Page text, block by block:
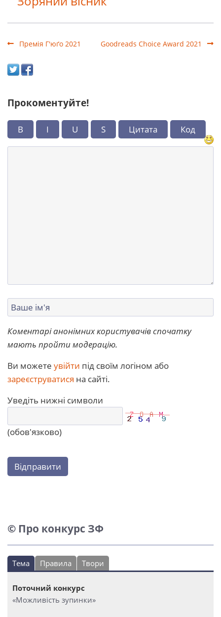
Премія Г'юґо 2021 Goodreads Choice Award 2021
Прокоментуйте!
B I U S Цитата Код
Коментарі анонімних користувачів спочатку
мають пройти модерацію.
Ви можете увійти під своїм логіном або
зареєструватися на сайті.
Уведіть нижні символи
(обов'язково)
Відправити
© Про конкурс ЗФ
Тема Правила Твори
Поточний конкурс
«Можливість зупинки»